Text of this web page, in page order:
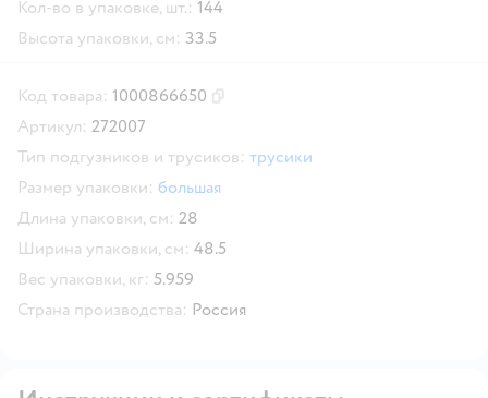
Кол-во в упаковке, шт.: 144
Высота упаковки, см: 33.5
Код товара: 1000866650
Артикул: 272007
Тип подгузников и трусиков: трусики
Размер упаковки: большая
Длина упаковки, см: 28
Ширина упаковки, см: 48.5
Вес упаковки, кг: 5.959
Страна производства: Россия